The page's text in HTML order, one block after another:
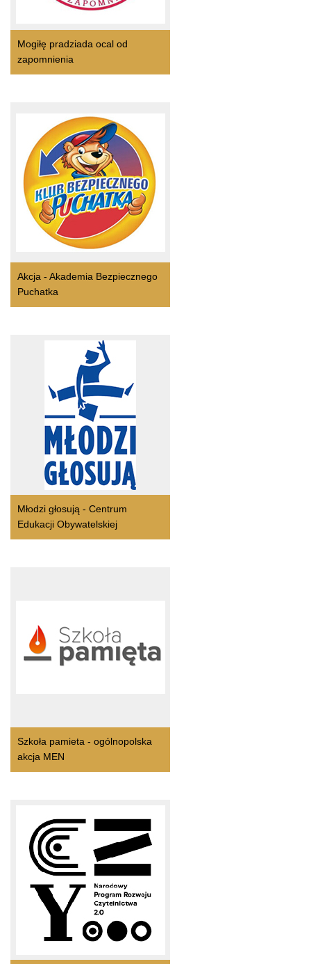
Mogiłę pradziada ocal od
zapomnienia
Akcja - Akademia Bezpiecznego
Puchatka
Młodzi głosują - Centrum
Edukacji Obywatelskiej
Szkoła pamieta - ogólnopolska
akcja MEN